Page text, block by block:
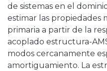
de sistemas en el
estimar las propiedades
primaria a partir de la
acoplado estructura-
modos cercanamente
amortiguamiento. La